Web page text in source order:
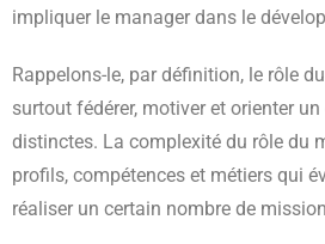
impliquer le manager dans le
Rappelons-le, par définition, le rôle
surtout fédérer, motiver et orienter
distinctes. La complexité du rôle du
profils, compétences et métiers qui
réaliser un certain nombre de